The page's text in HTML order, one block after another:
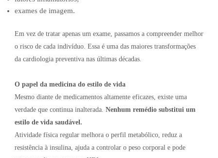
exames de imagem.
Em vez de tratar apenas um exame, passamos a compreender melhor
o risco de cada indivíduo. Essa é uma das maiores transformações
da cardiologia preventiva nas últimas décadas.
O papel da medicina do estilo de vida
Mesmo diante de medicamentos altamente eficazes, existe uma
verdade que continua inalterada. Nenhum remédio substitui um
estilo de vida saudável.
Atividade física regular melhora o perfil metabólico, reduz a
resistência à insulina, ajuda a controlar o peso corporal e pode